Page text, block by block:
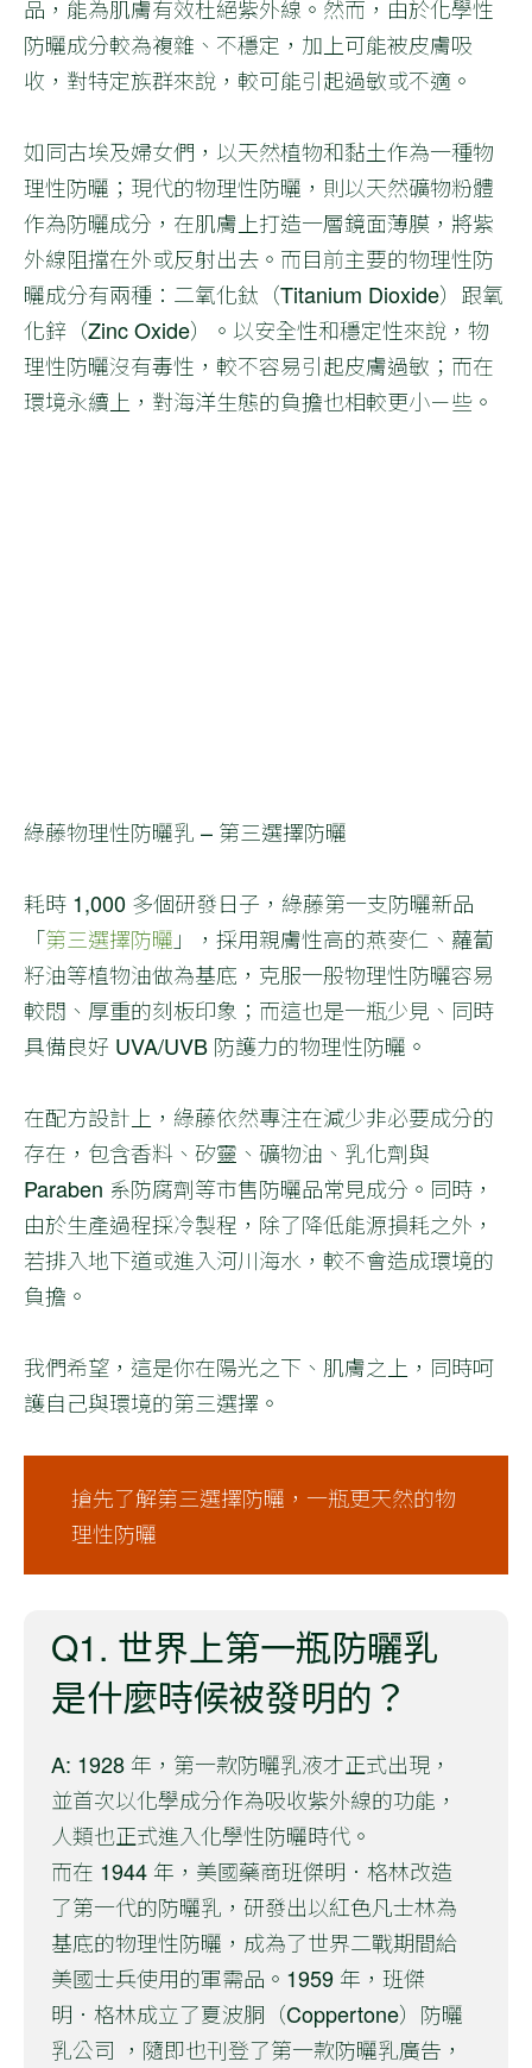
品，能為肌膚有效杜絕紫外線。然而，由於化學性
防曬成分較為複雜、不穩定，加上可能被皮膚吸
收，對特定族群來說，較可能引起過敏或不適。
如同古埃及婦女們，以天然植物和黏土作為一種物
理性防曬；現代的物理性防曬，則以天然礦物粉體
作為防曬成分，在肌膚上打造一層鏡面薄膜，將紫
外線阻擋在外或反射出去。而目前主要的物理性防
曬成分有兩種：二氧化鈦（Titanium Dioxide）跟氧
化鋅（Zinc Oxide）。以安全性和穩定性來說，物
理性防曬沒有毒性，較不容易引起皮膚過敏；而在
環境永續上，對海洋生態的負擔也相較更小ㄧ些。
綠藤物理性防曬乳 – 第三選擇防曬
耗時 1,000 多個研發日子，綠藤第一支防曬新品
「第三選擇防曬 」，採用親膚性高的燕麥仁、蘿蔔
籽油等植物油做為基底，克服一般物理性防曬容易
較悶、厚重的刻板印象；而這也是一瓶少見、同時
具備良好 UVA/UVB 防護力的物理性防曬。
在配方設計上，綠藤依然專注在減少非必要成分的
存在，包含香料、矽靈、礦物油、乳化劑與
Paraben 系防腐劑等市售防曬品常見成分。同時，
由於生產過程採冷製程，除了降低能源損耗之外，
若排入地下道或進入河川海水，較不會造成環境的
負擔。
我們希望，這是你在陽光之下、肌膚之上，同時呵
護自己與環境的第三選擇。
搶先了解第三選擇防曬，一瓶更天然的物
理性防曬
Q1. 世界上第一瓶防曬乳
是什麼時候被發明的？
A: 1928 年，第一款防曬乳液才正式出現，
並首次以化學成分作為吸收紫外線的功能，
人類也正式進入化學性防曬時代。
而在 1944 年，美國藥商班傑明．格林改造
了第一代的防曬乳，研發出以紅色凡士林為
基底的物理性防曬，成為了世界二戰期間給
美國士兵使用的軍需品。1959 年，班傑
明．格林成立了夏波胴（Coppertone）防曬
乳公司 ，隨即也刊登了第一款防曬乳廣告，